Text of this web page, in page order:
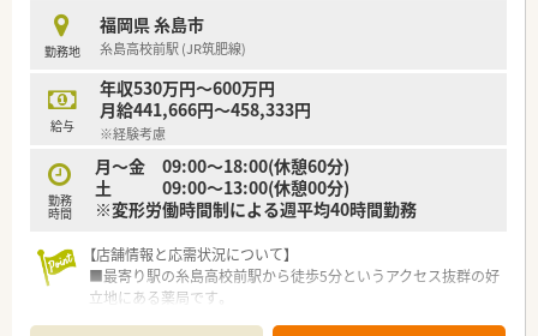
■何よりも大切にされているのはスタッフ同士の関係性づくり
です。
■かかりつけを始め、地域連携薬局やオンライン服薬指導など業
界の流れに合わせて対応して参ります。
■社長が窓口となり、門前のドクターとの関係性も良好です。
■今後も基盤を整えながら着実な新規開局を予定されていま
す。
勤務地
福岡県 糸島市
糸島高校前駅 (JR筑肥線)
給与
年収530万円～600万円
月給441,666円～458,333円
※経験考慮
勤務
時間
月～金 09:00～18:00(休憩60分)
土 09:00～13:00(休憩00分)
※変形労働時間制による週平均40時間勤務
【店舗情報と応需状況について】
■最寄り駅の糸島高校前駅から徒歩5分というアクセス抜群の好
立地にある薬局です。